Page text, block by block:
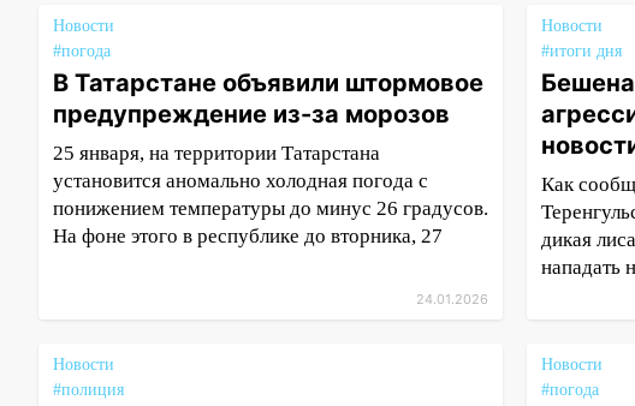
Новости
#погода
В Татарстане объявили штормовое
предупреждение из-за морозов
25 января, на территории Татарстана
установится аномально холодная погода с
понижением температуры до минус 26 градусов.
На фоне этого в республике до вторника, 27
24.01.2026
Новости
#итоги дня
Как
дикая
нападать
Новости
#полиция
Новости
#погода